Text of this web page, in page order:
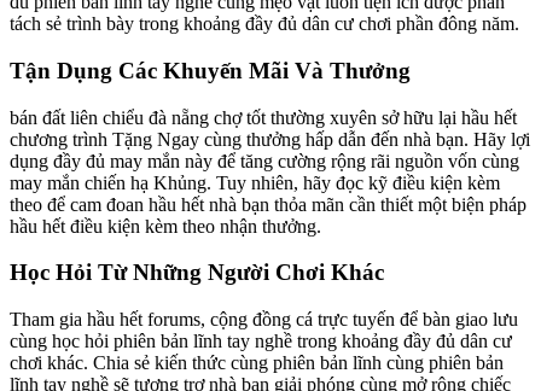
tách sẻ trình bày trong khoảng đầy đủ dân cư chơi phần đông năm.
Tận Dụng Các Khuyến Mãi Và Thưởng
bán đất liên chiểu đà nẵng chợ tốt thường xuyên sở hữu lại hầu hết
chương trình Tặng Ngay cùng thưởng hấp dẫn đến nhà bạn. Hãy lợi
dụng đầy đủ may mắn này để tăng cường rộng rãi nguồn vốn cùng
may mắn chiến hạ Khủng. Tuy nhiên, hãy đọc kỹ điều kiện kèm
theo để cam đoan hầu hết nhà bạn thỏa mãn cần thiết một biện pháp
hầu hết điều kiện kèm theo nhận thưởng.
Học Hỏi Từ Những Người Chơi Khác
Tham gia hầu hết forums, cộng đồng cá trực tuyến để bàn giao lưu
cùng học hỏi phiên bản lĩnh tay nghề trong khoảng đầy đủ dân cư
chơi khác. Chia sẻ kiến thức cùng phiên bản lĩnh cùng phiên bản
lĩnh tay nghề sẽ tương trợ nhà bạn giải phóng cùng mở rộng chiếc